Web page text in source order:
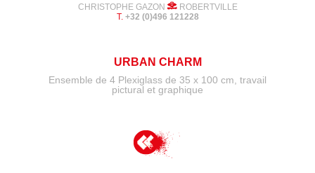
CHRISTOPHE GAZON
ROBERTVILLE
T. +32 (0)496 121228
URBAN CHARM
Ensemble de 4 Plexiglass de 35 x 100 cm, travail
pictural et graphique